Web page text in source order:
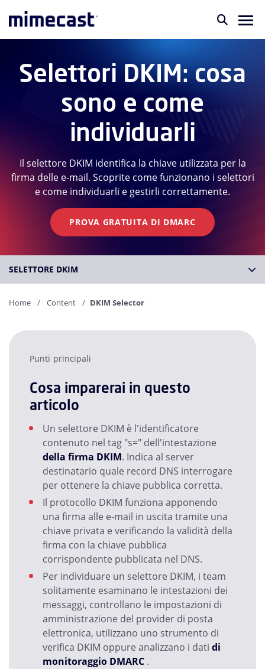
Selettori DKIM: cosa
sono e come
individuarli
Il selettore DKIM identifica la chiave utilizzata per la
firma delle e-mail. Scoprite come funzionano i selettori
e come individuarli e gestirli correttamente.
PROVA GRATUITA DI DMARC
SELETTORE DKIM
Home Content DKIM Selector
Punti principali
Cosa imparerai in questo
articolo
Un selettore DKIM è l'identificatore
contenuto nel tag "s=" dell'intestazione
della firma DKIM. Indica al server
destinatario quale record DNS interrogare
per ottenere la chiave pubblica corretta.
Il protocollo DKIM funziona apponendo
una firma alle e-mail in uscita tramite una
chiave privata e verificando la validità della
firma con la chiave pubblica
corrispondente pubblicata nel DNS.
Per individuare un selettore DKIM, i team
solitamente esaminano le intestazioni dei
messaggi, controllano le impostazioni di
amministrazione del provider di posta
elettronica, utilizzano uno strumento di
verifica DKIM oppure analizzano i dati di
monitoraggio DMARC .